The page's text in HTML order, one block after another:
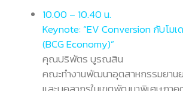
10.00 – 10.40 น.
Keynote: “EV Conversion กับโม
(BCG Economy)”
คุณปริพัตร บูรณสิน
คณะทำงานพัฒนาอุตสาหกรรมยาน